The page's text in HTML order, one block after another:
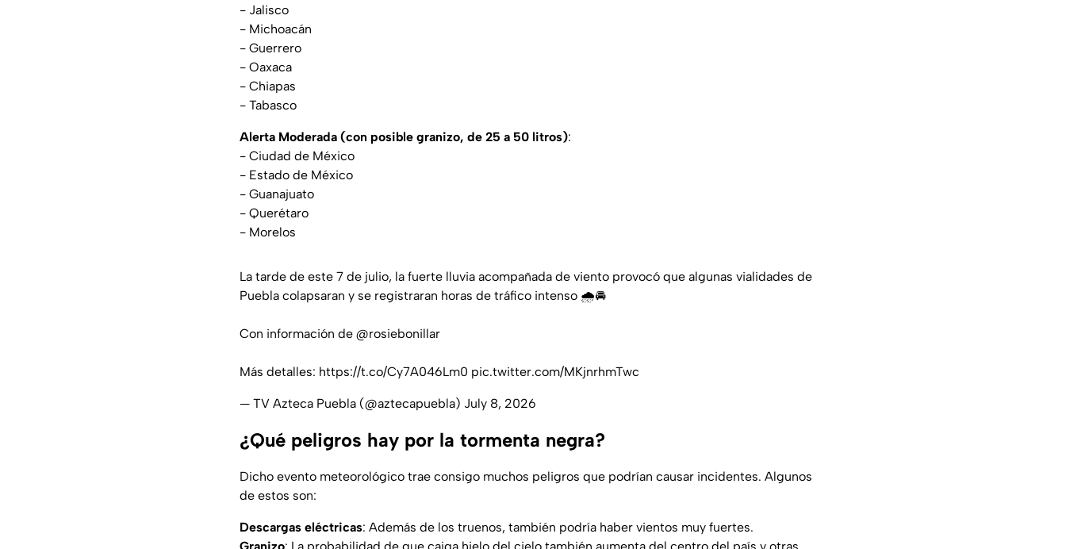
- Jalisco
- Michoacán
- Guerrero
- Oaxaca
- Chiapas
- Tabasco
Alerta Moderada (con posible granizo, de 25 a 50 litros):
- Ciudad de México
- Estado de México
- Guanajuato
- Querétaro
- Morelos
La tarde de este 7 de julio, la fuerte lluvia acompañada de viento provocó que algunas vialidades de
Puebla colapsaran y se registraran horas de tráfico intenso 🌧️🚘
Con información de @rosiebonillar
Más detalles: https://t.co/Cy7A046Lm0 pic.twitter.com/MKjnrhmTwc
— TV Azteca Puebla (@aztecapuebla) July 8, 2026
¿Qué peligros hay por la tormenta negra?
Dicho evento meteorológico trae consigo muchos peligros que podrían causar incidentes. Algunos
de estos son:
Descargas eléctricas: Además de los truenos, también podría haber vientos muy fuertes.